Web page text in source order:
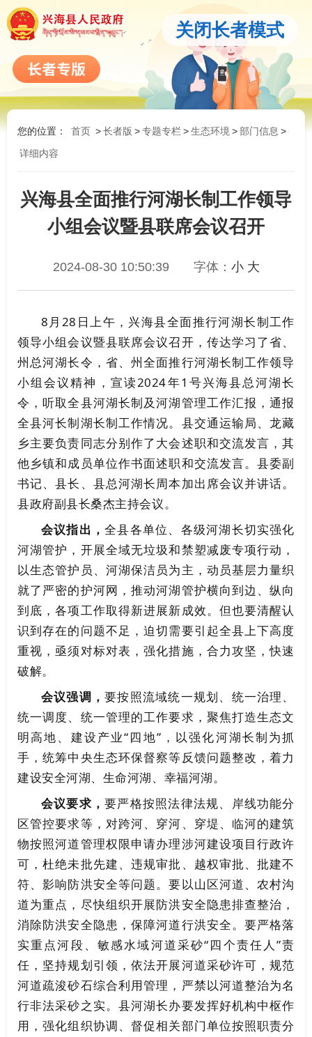
关闭长者模式
您的位置： 首页 >长者版 >专题专栏>生态环境 >部门信息 >
详细内容
兴海县全面推行河湖长制工作领导
小组会议暨县联席会议召开
2024-08-30 10:50:39 字体： 小 大
8月28日上午，兴海县全面推行河湖长制工作
领导小组会议暨县联席会议召开，传达学习了省、
州总河湖长令，省、州全面推行河湖长制工作领导
小组会议精神，宣读2024年1号兴海县总河湖长
令，听取全县河湖长制及河湖管理工作汇报，通报
全县河长制湖长制工作情况。县交通运输局、龙藏
乡主要负责同志分别作了大会述职和交流发言，其
他乡镇和成员单位作书面述职和交流发言。县委副
书记、县长、县总河湖长周本加出席会议并讲话。
县政府副县长桑杰主持会议。
会议指出，全县各单位、各级河湖长切实强化
河湖管护，开展全域无垃圾和禁塑减废专项行动，
以生态管护员、河湖保洁员为主，动员基层力量织
就了严密的护河网，推动河湖管护横向到边、纵向
到底，各项工作取得新进展新成效。但也要清醒认
识到存在的问题不足，迫切需要引起全县上下高度
重视， 亟须对标对表，强化措施，合力攻坚，快速
破解。
会议强调，要按照流域统一规划、统一治理、
统一调度、统一管理的工作要求，聚焦打造生态文
明高地、建设产业“四地”，以强化河湖长制为抓
手，统筹中央生态环保督察等反馈问题整改，着力
建设安全河湖、生命河湖、幸福河湖。
会议要求，要严格按照法律法规、岸线功能分
区管控要求等，对跨河、穿河、穿堤、临河的建筑
物按照河道管理权限申请办理涉河建设项目行政许
可，杜绝未批先建、违规审批、越权审批、批建不
符、影响防洪安全等问题。要以山区河道、农村沟
道为重点，尽快组织开展防洪安全隐患排查整治，
消除防洪安全隐患，保障河道行洪安全。要严格落
实重点河段、敏感水域河道采砂“四个责任人”责
任，坚持规划引领，依法开展河道采砂许可，规范
河道疏浚砂石综合利用管理，严禁以河道整治为名
行非法采砂之实。县河湖长办要发挥好机构中枢作
用，强化组织协调、督促相关部门单位按照职责分